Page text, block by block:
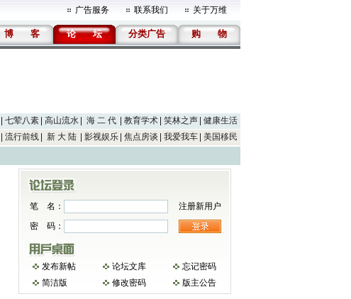
广告服务 联系我们 关于万维
博 客 论 坛 分类广告 购 物
七荤八素 高山流水 海 二 代 教育学术 笑林之声
健康生活
流行前线 新 大 陆 影视娱乐 焦点房谈 我爱我车 美国移民
笔 名：
注册新用户
密 码：
发布新帖 论坛文库
忘记密码
简洁版
修改密码 版主公告